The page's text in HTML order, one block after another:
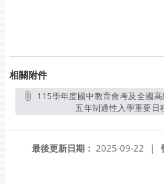
相關附件
五年制適性入學重要
最後更新日期： 2025-09-22
|